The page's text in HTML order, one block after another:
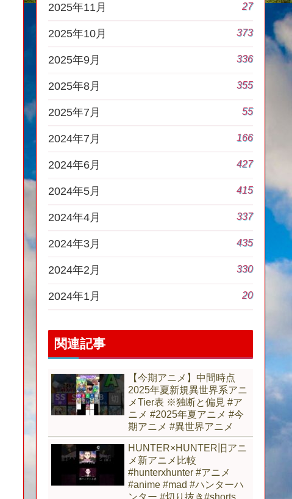
2025年11月 27
2025年10月 373
2025年9月 336
2025年8月 355
2025年7月 55
2024年7月 166
2024年6月 427
2024年5月 415
2024年4月 337
2024年3月 435
2024年2月 330
2024年1月 20
関連記事
【今期アニメ】中間時点
2025年夏新規異世界系アニ
メTier表 ※独断と偏見 #ア
ニメ #2025年夏アニメ #今
期アニメ #異世界アニメ
HUNTER×HUNTER旧アニ
メ新アニメ比較
#hunterxhunter #アニメ
#anime #mad #ハンターハ
ンター #切り抜き#shorts